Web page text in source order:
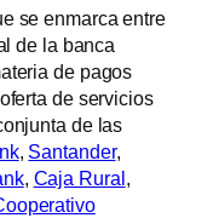
se enmarca entre
de la banca
de pagos
de servicios
de las
, Santander,
, Caja Rural,